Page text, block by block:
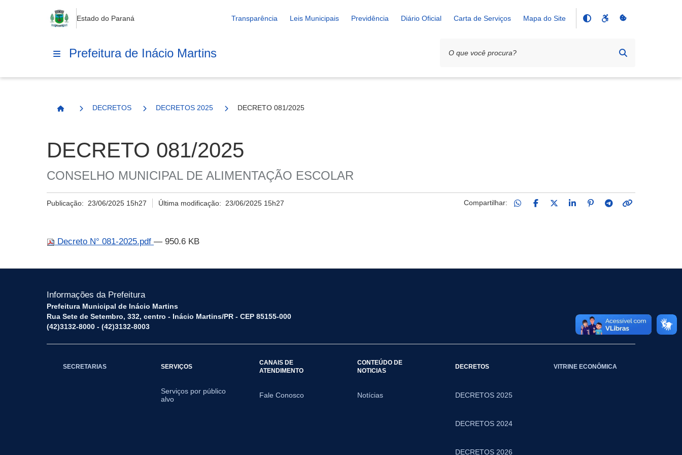
Estado do Paraná Transparência Leis Municipais Previdência Diário Oficial Carta de Serviços Mapa do Site
Prefeitura de Inácio Martins
Página Inicial
DECRETOS DECRETOS 2025 DECRETO 081/2025
DECRETO 081/2025
CONSELHO MUNICIPAL DE ALIMENTAÇÃO ESCOLAR
Publicação: 23/06/2025 15h27 Última modificação: 23/06/2025 15h27 Compartilhar:
Decreto N° 081-2025.pdf — 950.6 KB
Informações da Prefeitura
Prefeitura Municipal de Inácio Martins
Rua Sete de Setembro, 332, centro - Inácio Martins/PR - CEP 85155-000
(42)3132-8000 - (42)3132-8003
SECRETARIAS SERVIÇOS
Serviços por público
alvo
CANAIS DE
ATENDIMENTO
Fale Conosco
CONTEÚDO DE
NOTICIAS
Notícias
DECRETOS
DECRETOS 2025
DECRETOS 2024
DECRETOS 2026
VITRINE ECONÔMICA